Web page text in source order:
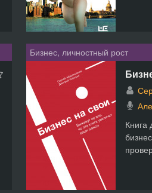
Бизнес, личностный рост
Книга